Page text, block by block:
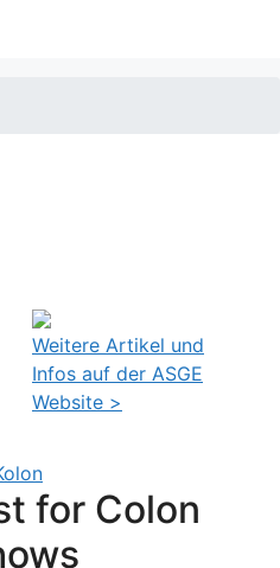
Weitere Artikel und
Infos auf der ASGE
Website >
for Colon